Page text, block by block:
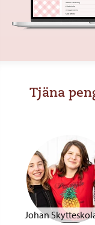
Tjäna
Johan